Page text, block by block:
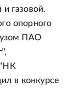
газовой.
опорного
ПАО
"НК
в конкурсе